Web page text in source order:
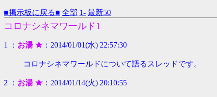
■掲示板に戻る■ 全部 1- 最新50
コロナシネマワールド1
1 ： お湯 ★ ：2014/01/01(水) 22:57:30
コロナシネマワールドについて語るスレッドです。
2 ： お湯 ★ ：2014/01/14(火) 20:10:55